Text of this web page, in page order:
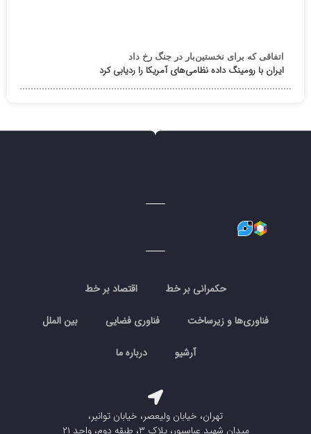
اتفاقی که برای نخستین‌بار در جنگ رخ داد
ایران با رومینگ داده نظامی‌های آمریکا را ردیابی کرد
حکمرانی بر خط اقتصاد بر خط
فناوری‌ها و زیرساخت فناوری فضایی بین الملل
آرشیو درباره ما
تهران، خیابان ولیعصر، خیابان توانیر،
میدان شهید عباسپور، پلاک ۳، طبقه دوم، واحد ۲۱